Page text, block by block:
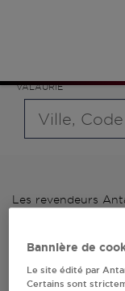
VALAURIE
bouteille souhaité
distributeur
Les revendeurs
Antargaz à
votre stations GPL
Bannière de
Le site édité par
Certains sont